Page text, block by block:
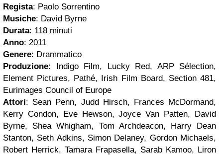
Regista: Paolo Sorrentino
Musiche: David Byrne
Durata: 118 minuti
Anno: 2011
Genere: Drammatico
Produzione: Indigo Film, Lucky Red, ARP Sélection,
Element Pictures, Pathé, Irish Film Board, Section 481,
Eurimages Council of Europe
Attori: Sean Penn, Judd Hirsch, Frances McDormand,
Kerry Condon, Eve Hewson, Joyce Van Patten, David
Byrne, Shea Whigham, Tom Archdeacon, Harry Dean
Stanton, Seth Adkins, Simon Delaney, Gordon Michaels,
Robert Herrick, Tamara Frapasella, Sarab Kamoo, Liron